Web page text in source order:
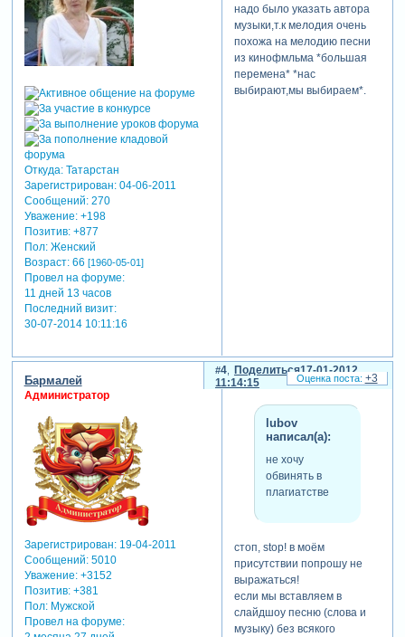
Откуда:Татарстан
Зарегистрирован: 04-06-2011
Сообщений:270
Уважение: +198
Позитив: +877
Пол:Женский
Возраст:66 [1960-05-01]
Провел на форуме:
11 дней 13 часов
Последний визит:
30-07-2014 10:11:16
надо было указать автора
музыки,т.к мелодия очень
похожа на мелодию песни
из кинофмльма *большая
перемена* *нас
выбирают,мы выбираем*.
Поделиться
4
17-01-2012
11:14:15
Бармалей
Администратор
Зарегистрирован: 19-04-2011
Сообщений:5010
Уважение: +3152
Позитив: +381
Пол:Мужской
Провел на форуме:
lubov
написал(а):
не хочу
обвинять в
плагиатстве
стоп, stop! в моём
присутствии попрошу не
выражаться!
если мы вставляем в
слайдшоу песню (слова и
музыку) без всякого
+3